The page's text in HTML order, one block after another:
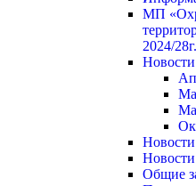
МП
2024/28г.
Общие